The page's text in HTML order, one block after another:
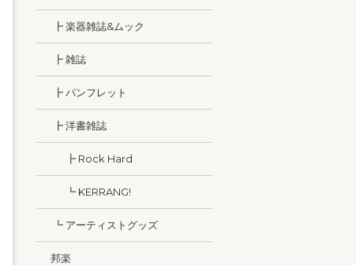
┣ 楽器雑誌&ムック
┣ 雑誌
┣ パンフレット
┣ 洋書雑誌
┣ Rock Hard
┗ KERRANG!
┗ アーティストグッズ
邦楽